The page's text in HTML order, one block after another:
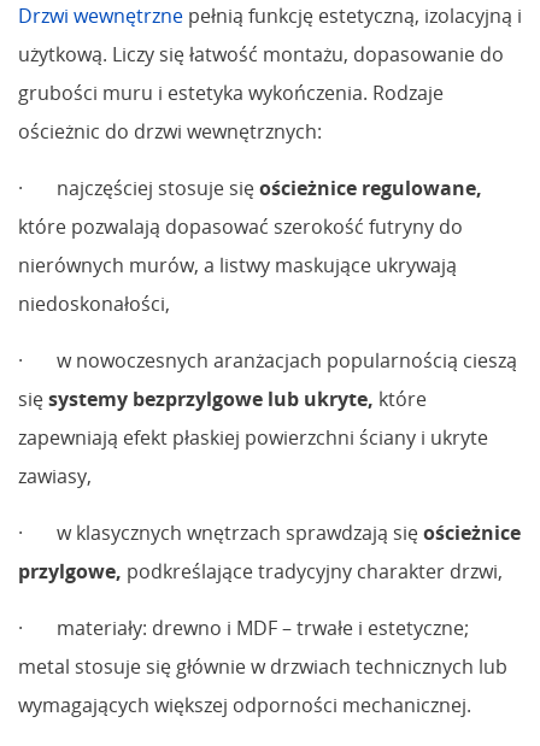
Drzwi wewnętrzne pełnią funkcję estetyczną, izolacyjną i
użytkową. Liczy się łatwość montażu, dopasowanie do
grubości muru i estetyka wykończenia. Rodzaje
ościeżnic do drzwi wewnętrznych:
· najczęściej stosuje sięościeżnice regulowane,
które pozwalają dopasować szerokość futryny do
nierównych murów, a listwy maskujące ukrywają
niedoskonałości,
· w nowoczesnych aranżacjach popularnością cieszą
sięsystemy bezprzylgowe lub ukryte, które
zapewniają efekt płaskiej powierzchni ściany i ukryte
zawiasy,
· w klasycznych wnętrzach sprawdzają sięościeżnice
przylgowe, podkreślające tradycyjny charakter drzwi,
· materiały: drewno i MDF – trwałe i estetyczne;
metal stosuje się głównie w drzwiach technicznych lub
wymagających większej odporności mechanicznej.